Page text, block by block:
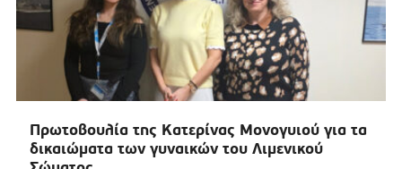
Πρωτοβουλία της Κατερίνας Μονογυιού για τα
δικαιώματα των γυναικών του Λιμενικού